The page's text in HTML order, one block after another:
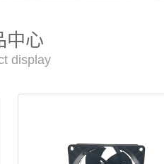
中心
display